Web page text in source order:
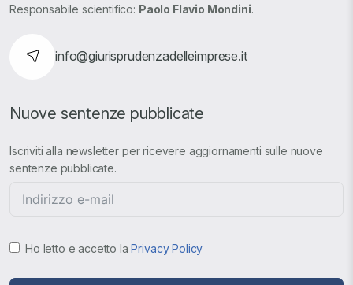
Responsabile scientifico: Paolo Flavio Mondini.
info@giurisprudenzadelleimprese.it
Nuove sentenze pubblicate
Iscriviti alla newsletter per ricevere aggiornamenti sulle nuove
sentenze pubblicate.
Ho letto e accetto laPrivacy Policy